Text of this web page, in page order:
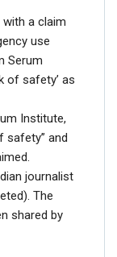
a claim
use
Serum
of safety’ as
Institute,
safety” and
journalist
The
shared by